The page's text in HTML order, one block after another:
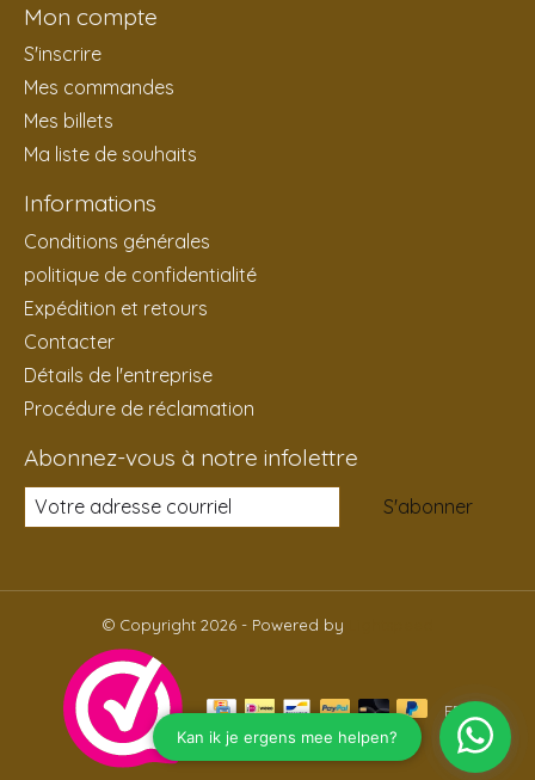
Mon compte
S'inscrire
Mes commandes
Mes billets
Ma liste de souhaits
Informations
Conditions générales
politique de confidentialité
Expédition et retours
Contacter
Détails de l'entreprise
Procédure de réclamation
Abonnez-vous à notre infolettre
S'abonner
© Copyright 2026 - Powered by
FR